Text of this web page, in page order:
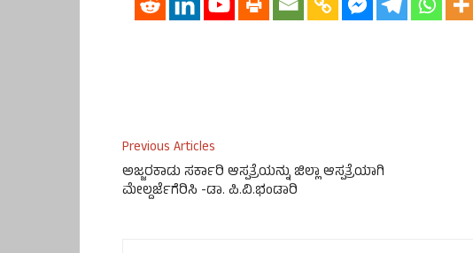
Previous Articles
ಅಜ್ಜರಕಾಡು ಸರ್ಕಾರಿ ಆಸ್ಪತ್ರೆಯನ್ನು ಜಿಲ್ಲಾ ಆಸ್ಪತ್ರೆಯಾಗಿ
ಮೇಲ್ದರ್ಜೆಗೆರಿಸಿ -ಡಾ. ಪಿ.ವಿ.ಭಂಡಾರಿ